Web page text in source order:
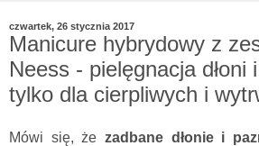
czwartek, 26 stycznia 2017
Manicure hybrydowy z
Neess - pielęgnacja dłoni
tylko dla cierpliwych i
Mówi się, że zadbane dłonie i